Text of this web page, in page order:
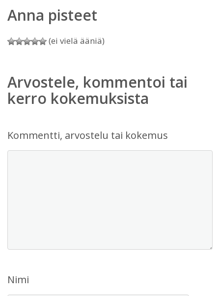
Anna pisteet
(ei vielä ääniä)
Arvostele, kommentoi tai
kerro kokemuksista
Kommentti, arvostelu tai kokemus
Nimi